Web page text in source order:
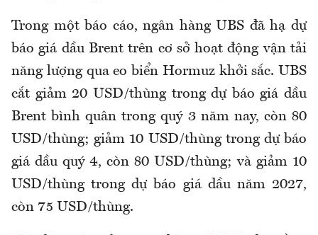
Trong một báo cáo, ngân hàng UBS đã hạ dự
báo giá dầu Brent trên cơ sở hoạt động vận tải
năng lượng qua eo biển Hormuz khởi sắc. UBS
cắt giảm 20 USD/thùng trong dự báo giá dầu
Brent bình quân trong quý 3 năm nay, còn 80
USD/thùng; giảm 10 USD/thùng trong dự báo
giá dầu quý 4, còn 80 USD/thùng; và giảm 10
USD/thùng trong dự báo giá dầu năm 2027,
còn 75 USD/thùng.